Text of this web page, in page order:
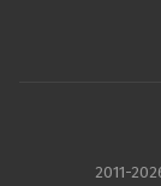
2011-